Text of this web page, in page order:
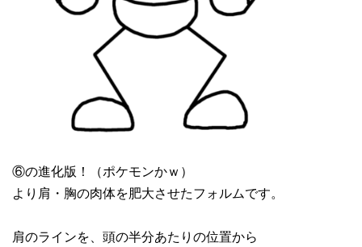
⑥の進化版！（ポケモンかｗ）
より肩・胸の肉体を肥大させたフォルムです。
肩のラインを、頭の半分あたりの位置から